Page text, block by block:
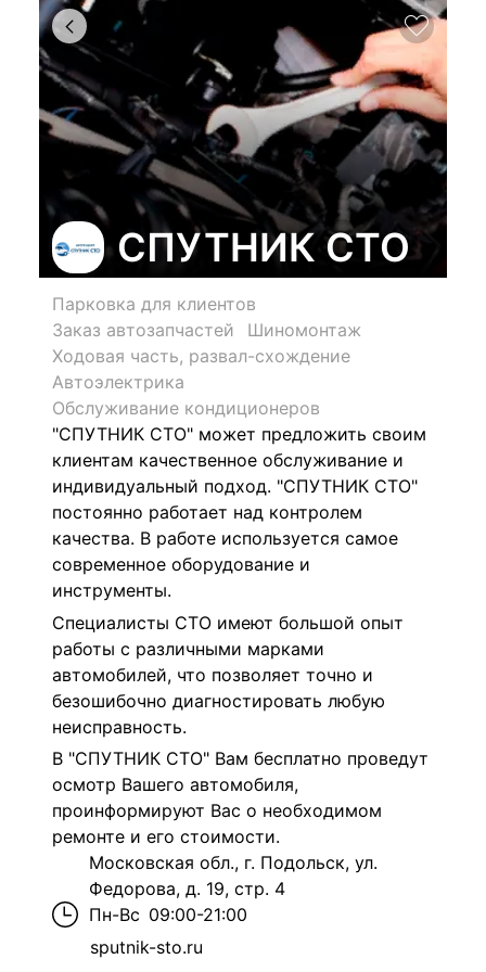
СПУТНИК СТО
Парковка для клиентов
Заказ автозапчастей
Шиномонтаж
Ходовая часть, развал-схождение
Автоэлектрика
Обслуживание кондиционеров
"СПУТНИК СТО" может предложить своим
клиентам качественное обслуживание и
индивидуальный подход. "СПУТНИК СТО"
постоянно работает над контролем
качества. В работе используется самое
современное оборудование и
инструменты.
Специалисты СТО имеют большой опыт
работы с различными марками
автомобилей, что позволяет точно и
безошибочно диагностировать любую
неисправность.
В "СПУТНИК СТО" Вам бесплатно проведут
осмотр Вашего автомобиля,
проинформируют Вас о необходимом
ремонте и его стоимости.
Московская обл., г. Подольск, ул.
Федорова, д. 19, стр. 4
Пн-Вс 09:00-21:00
sputnik-sto.ru